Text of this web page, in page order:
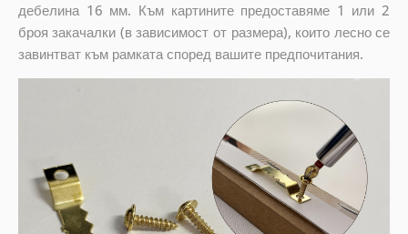
дебелина 16 мм. Към картините предоставяме 1 или 2
броя закачалки (в зависимост от размера), които лесно се
завинтват към рамката според вашите предпочитания.